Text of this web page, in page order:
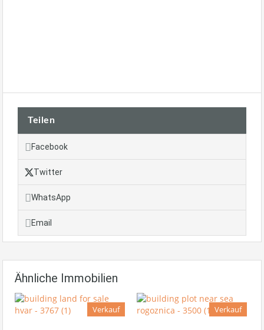
Teilen
Facebook
Twitter
WhatsApp
Email
Ähnliche Immobilien
Verkauf Verkauf